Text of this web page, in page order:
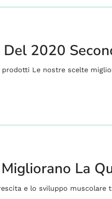
2020
Le nostre scelte
La
e lo sviluppo muscolare